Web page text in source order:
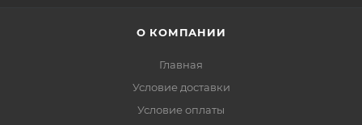
О КОМПАНИИ
Главная
Условие доставки
Условие оплаты